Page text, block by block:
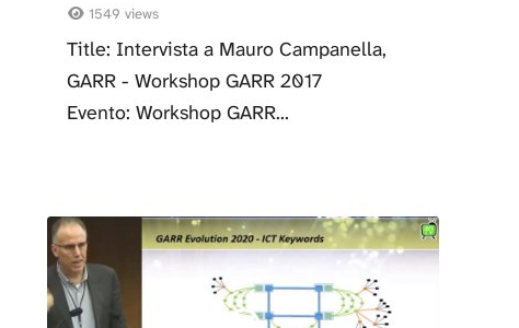
1549 views
Title: Intervista a Mauro Campanella,
GARR - Workshop GARR 2017
Evento: Workshop GARR...